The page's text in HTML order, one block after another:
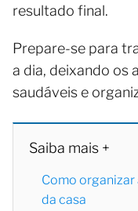
resultado final.
Prepare-se para
a dia, deixando os
saudáveis e
Saiba mais +
Como
da casa